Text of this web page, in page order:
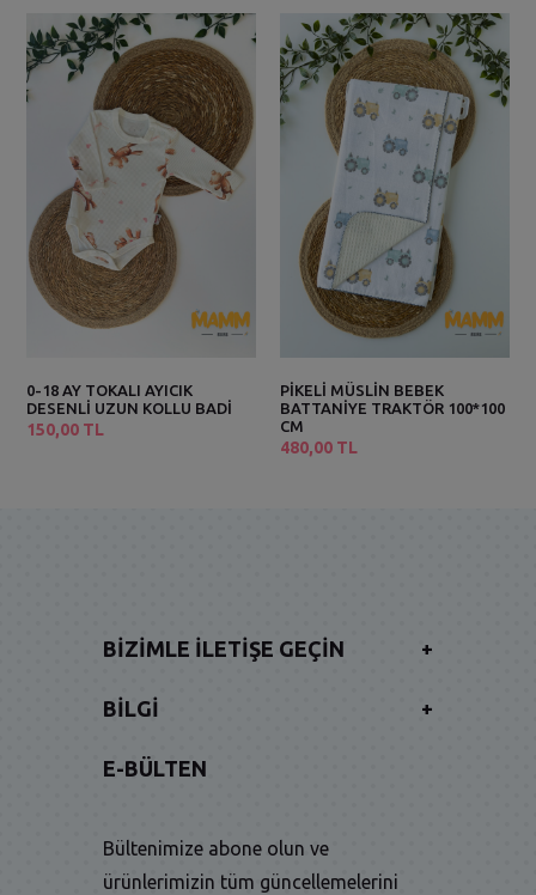
0-18 AY TOKALI AYICIK
DESENLİ UZUN KOLLU BADİ
150,00 TL
PİKELİ MÜSLİN BEBEK
BATTANİYE TRAKTÖR 100*100
CM
480,00 TL
BIZIMLE İLETIŞE GEÇIN +
BILGI +
E-BÜLTEN
Bültenimize abone olun ve
ürünlerimizin tüm güncellemelerini